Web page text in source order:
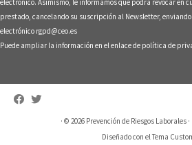
electrónico. Asimismo, le informamos que podrá revocar en
prestado, cancelando su suscripción al Newsletter,
electrónico rgpd@ceo.es
Puede ampliar la información en el enlace de política de
· © 2026 Prevención de Riesgos Laborales ·
Diseñado con elTema